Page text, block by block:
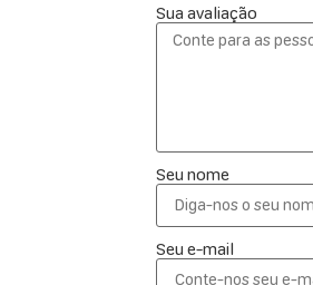
Sua avaliação
Seu nome
Seu e-mail